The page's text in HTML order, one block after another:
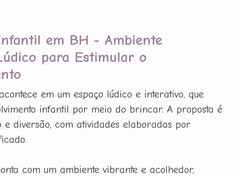
em BH - Ambiente
para Estimular o
em um espaço lúdico e interativo, que
infantil por meio do brincar. A proposta é
e diversão, com atividades elaboradas por
com um ambiente vibrante e acolhedor,